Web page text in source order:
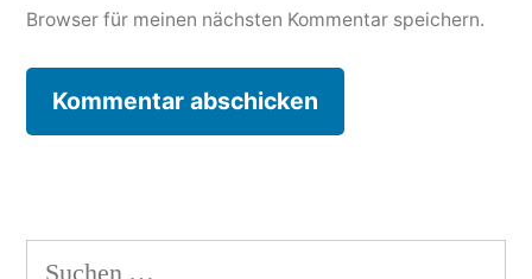
Browser für meinen nächsten Kommentar speichern.
Suchen